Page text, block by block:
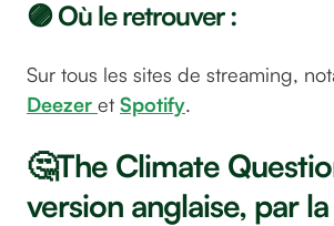
🟣 Où le retrouver :
Sur tous les sites de streaming,
Deezer et Spotify.
🤔The Climate
version anglaise, par